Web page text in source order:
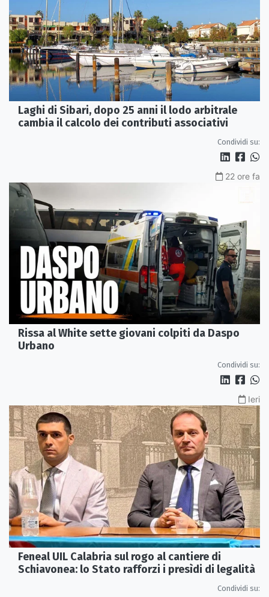
Laghi di Sibari, dopo 25 anni il lodo arbitrale
cambia il calcolo dei contributi associativi
Condividi su:
22 ore fa
Rissa al White sette giovani colpiti da Daspo
Urbano
Condividi su:
Ieri
Feneal UIL Calabria sul rogo al cantiere di
Schiavonea: lo Stato rafforzi i presìdi di legalità
Condividi su: